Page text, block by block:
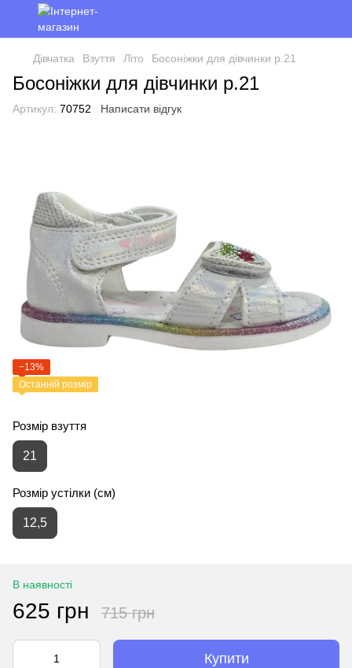
Дівчатка Взуття Літо Босоніжки для дівчинки р.21
Босоніжки для дівчинки р.21
Артикул: 70752 Написати відгук
−13%
Останній розмір
Розмір взуття
21
Розмір устілки (см)
12,5
В наявності
625 грн 715 грн
Купити